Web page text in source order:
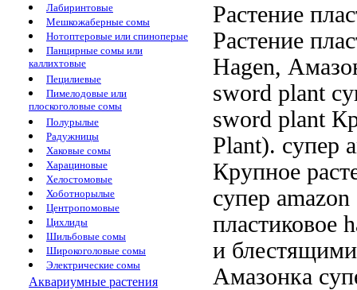
Лабиринтовые
Мешкожаберные сомы
Нотоптеровые или спиноперые
Панцирные сомы или
каллихтовые
Пецилиевые
Пимелодовые или
плоскоголовые сомы
Полурылые
Радужницы
Хаковые сомы
Харациновые
Хелостомовые
Хоботнорылые
Центропомовые
Цихлиды
Шильбовые сомы
Широкоголовые сомы
Электрические сомы
Аквариумные растения
Растение
Растение
Hagen,
sword plant
sword plant
Plant). супер
Крупное
супер amazon
пластиковое
и
Амазонка